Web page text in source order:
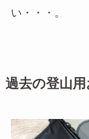
い・・・。
過去の登山